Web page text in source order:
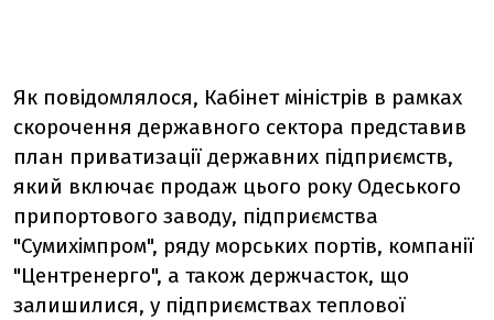
Як повідомлялося, Кабінет міністрів в рамках
скорочення державного сектора представив
план приватизації державних підприємств,
який включає продаж цього року Одеського
припортового заводу, підприємства
"Сумихімпром", ряду морських портів, компанії
"Центренерго", а також держчасток, що
залишилися, у підприємствах теплової